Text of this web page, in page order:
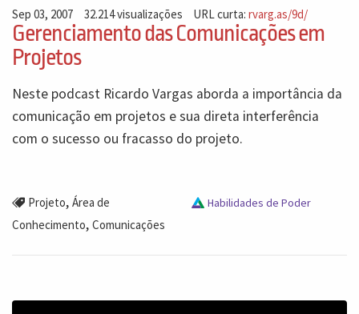
Sep 03, 2007 32.214 visualizações URL curta:rvarg.as/9d/
Gerenciamento das Comunicações em
Projetos
Neste podcast Ricardo Vargas aborda a importância da
comunicação em projetos e sua direta interferência
com o sucesso ou fracasso do projeto.
Projeto, Área de
Conhecimento, Comunicações
Habilidades de Poder